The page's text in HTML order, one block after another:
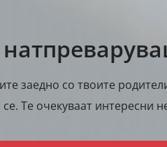
заедно со твоите
Те очекуваат интересни